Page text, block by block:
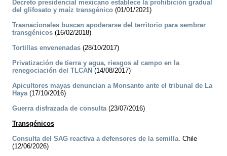
Decreto presidencial mexicano establece la prohibición gradual
del glifosato y maíz transgénico (01/01/2021)
Trasnacionales buscan apoderarse del territorio para sembrar
transgénicos (16/02/2018)
Tortillas envenenadas (28/10/2017)
Privatización de tierra y agua, riesgos al campo en la
renegociación del TLCAN (14/08/2017)
Apicultores mayas denuncian a Monsanto ante el tribunal de La
Haya(17/10/2016)
Guerra disfrazada de consulta(23/07/2016)
Transgénicos
Consulta del SAG reactiva a defensores de la semilla. Chile
(12/06/2026)